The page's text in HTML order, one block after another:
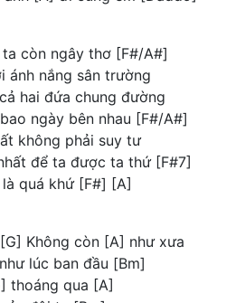
còn ngây thơ [F#/A#]
ánh nắng sân trường
hai đứa chung đường
ngày bên nhau [F#/A#]
không phải suy tư
để ta được ta thứ [F#7]
quá khứ [F#] [A]
Không còn [A] như xưa
lúc ban đầu [Bm]
thoáng qua [A]